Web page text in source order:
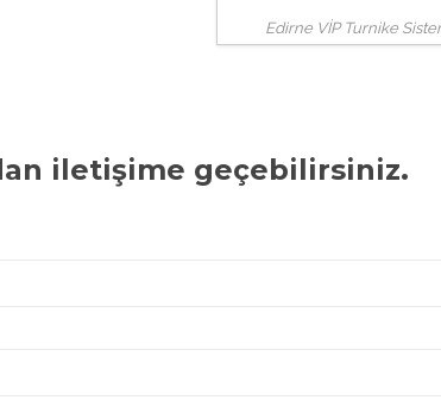
Edirne VİP Turnike
iletişime geçebilirsiniz.